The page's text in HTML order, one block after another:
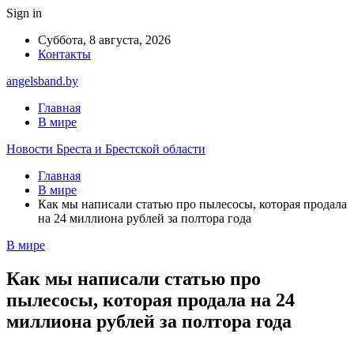
Sign in
Суббота, 8 августа, 2026
Контакты
angelsband.by
Главная
В мире
Новости Бреста и Брестской области
Главная
В мире
Как мы написали статью про пылесосы, которая продала
на 24 миллиона рублей за полтора года
В мире
Как мы написали статью про
пылесосы, которая продала на 24
миллиона рублей за полтора года